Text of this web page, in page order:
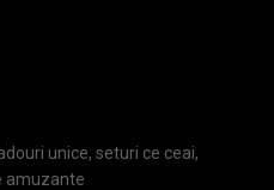
unice, seturi ce ceai,
amuzante